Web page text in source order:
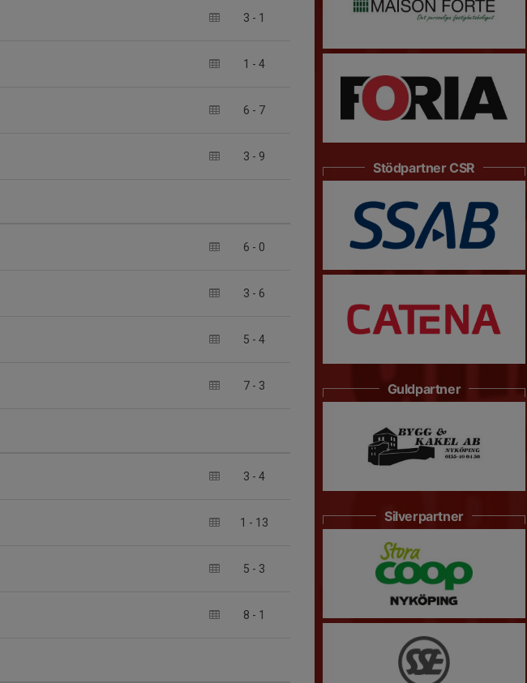
3 - 1
1 - 4
6 - 7
3 - 9
6 - 0
3 - 6
5 - 4
7 - 3
3 - 4
1 - 13
5 - 3
8 - 1
Stödpartner CSR
Guldpartner
Silverpartner